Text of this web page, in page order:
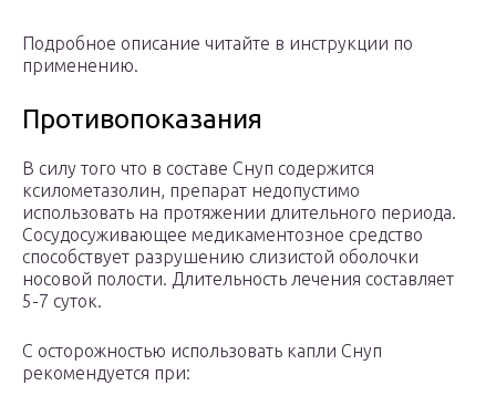
Подробное описание читайте в инструкции по
применению.
Противопоказания
В силу того что в составе Снуп содержится
ксилометазолин, препарат недопустимо
использовать на протяжении длительного периода.
Сосудосуживающее медикаментозное средство
способствует разрушению слизистой оболочки
носовой полости. Длительность лечения составляет
5-7 суток.
С осторожностью использовать капли Снуп
рекомендуется при: